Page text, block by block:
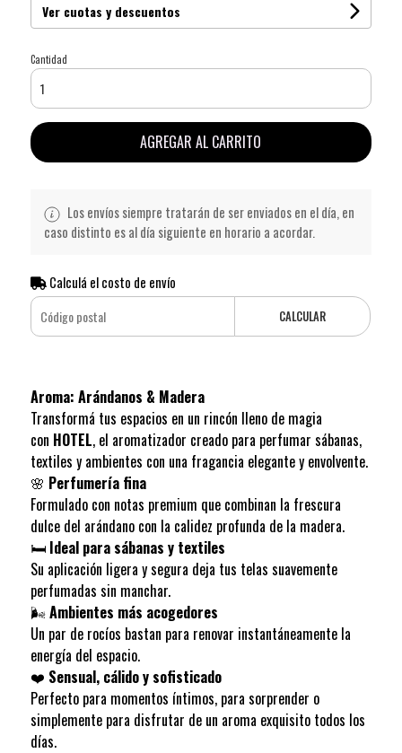
Ver cuotas y descuentos
Cantidad
AGREGAR AL CARRITO
Los envíos siempre tratarán de ser enviados en el día, en
caso distinto es al día siguiente en horario a acordar.
Calculá el costo de envío
CALCULAR
Aroma: Arándanos & Madera
Transformá tus espacios en un rincón lleno de magia
con HOTEL, el aromatizador creado para perfumar sábanas,
textiles y ambientes con una fragancia elegante y envolvente.
🌸 Perfumería fina
Formulado con notas premium que combinan la frescura
dulce del arándano con la calidez profunda de la madera.
🛏️ Ideal para sábanas y textiles
Su aplicación ligera y segura deja tus telas suavemente
perfumadas sin manchar.
🌬️Ambientes más acogedores
Un par de rocíos bastan para renovar instantáneamente la
energía del espacio.
❤️ Sensual, cálido y sofisticado
Perfecto para momentos íntimos, para sorprender o
simplemente para disfrutar de un aroma exquisito todos los
días.